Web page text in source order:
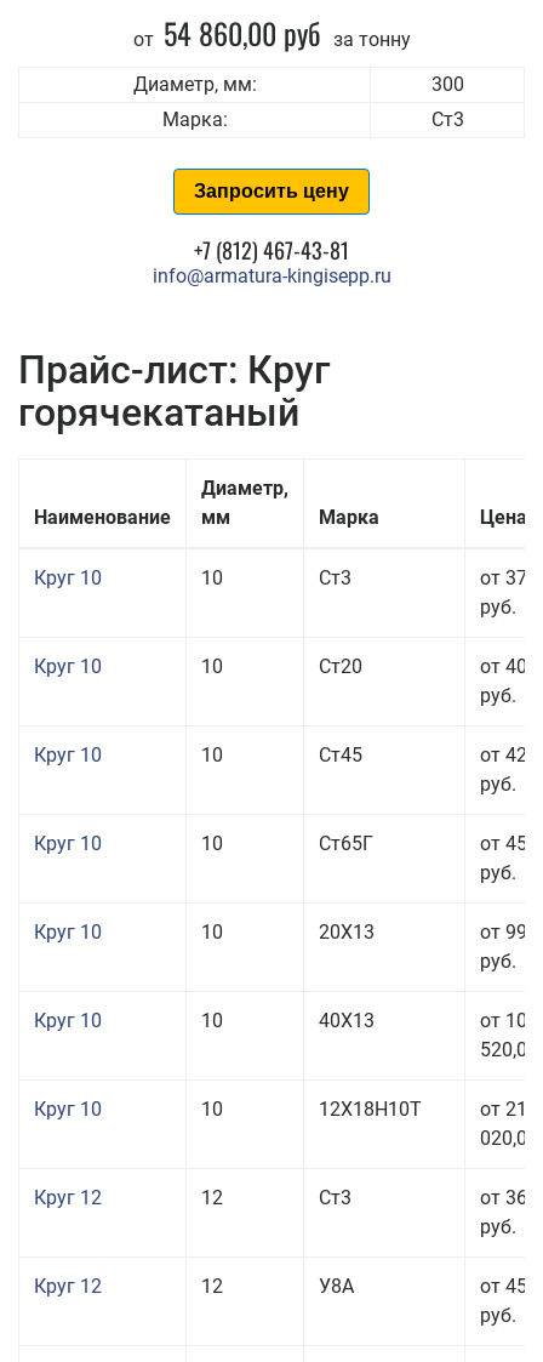
от 54 860,00 руб за тонну
Диаметр, мм:
300
Марка:
Ст3
Запросить цену
+7 (812) 467-43-81
info@armatura-kingisepp.ru
Прайс-лист: Круг
горячекатаный
Наименование
Диаметр,
мм
Марка Цена
Круг 10 10 Ст3
от 37
руб.
Круг 10 10 Ст20
от 40
руб.
Круг 10 10 Ст45
от 42
руб.
Круг 10 10 Ст65Г
от 45
руб.
Круг 10 10 20Х13
от 99
руб.
Круг 10 10 40Х13
от 106
520,00
Круг 10 10 12Х18Н10Т
от 215
020,00
Круг 12 12 Ст3
от 36
руб.
Круг 12 12 У8А
от 45
руб.